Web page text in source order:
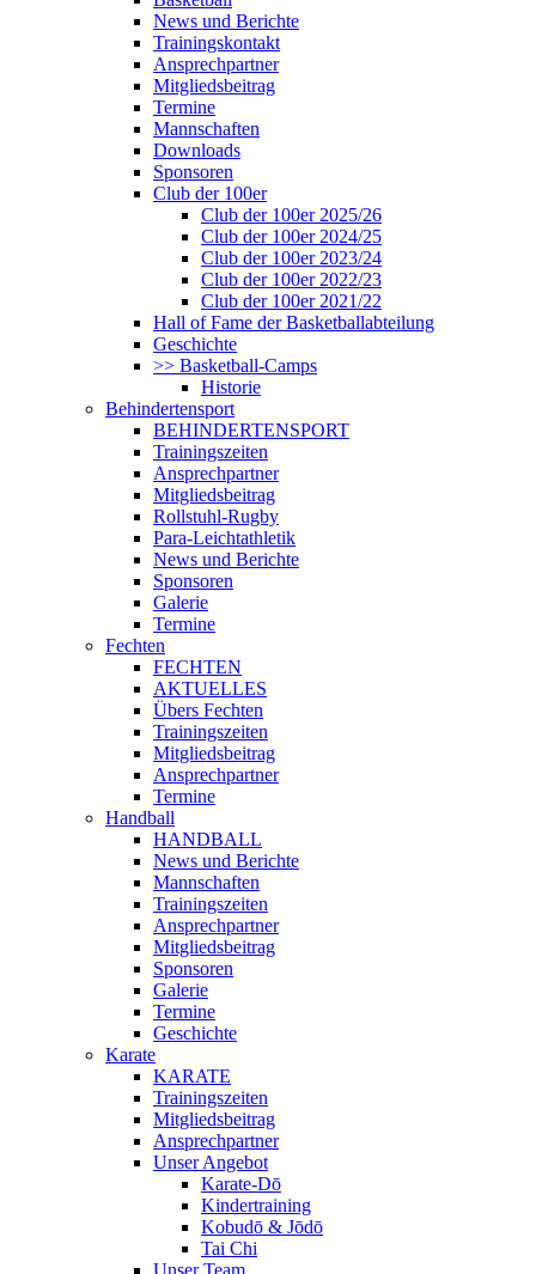
News und Berichte
Trainingskontakt
Ansprechpartner
Mitgliedsbeitrag
Termine
Mannschaften
Downloads
Sponsoren
Club der 100er
Club der 100er 2025/26
Club der 100er 2024/25
Club der 100er 2023/24
Club der 100er 2022/23
Club der 100er 2021/22
Hall of Fame der Basketballabteilung
Geschichte
>> Basketball-Camps
Historie
Behindertensport
BEHINDERTENSPORT
Trainingszeiten
Ansprechpartner
Mitgliedsbeitrag
Rollstuhl-Rugby
Para-Leichtathletik
News und Berichte
Sponsoren
Galerie
Termine
Fechten
FECHTEN
AKTUELLES
Übers Fechten
Trainingszeiten
Mitgliedsbeitrag
Ansprechpartner
Termine
Handball
HANDBALL
News und Berichte
Mannschaften
Trainingszeiten
Ansprechpartner
Mitgliedsbeitrag
Sponsoren
Galerie
Termine
Geschichte
Karate
KARATE
Trainingszeiten
Mitgliedsbeitrag
Ansprechpartner
Unser Angebot
Karate-Dō
Kindertraining
Kobudō & Jōdō
Tai Chi
Unser Team